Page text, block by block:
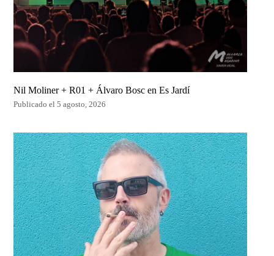
Nil Moliner + R01 + Álvaro Bosc en Es Jardí
Publicado el 5 agosto, 2026